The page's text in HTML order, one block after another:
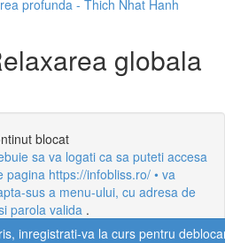
profunda - Thich Nhat Hanh
globala
blocat
sa va logati ca sa puteti accesa
pagina https://infobliss.ro/ • va
sus a menu-ului, cu adresa de
parola valida .
inregistrati-va la curs pentru